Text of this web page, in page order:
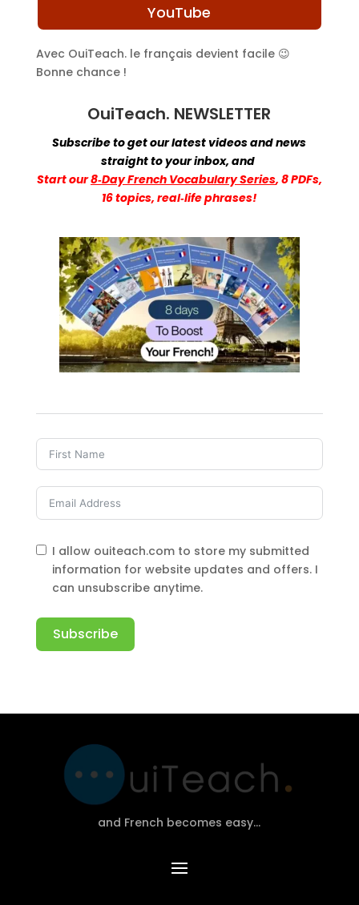
YouTube
Avec OuiTeach. le français devient facile 😉
Bonne chance !
OuiTeach. NEWSLETTER
Subscribe to get our latest videos and news
straight to your inbox,and
Startour8‑Day French Vocabulary Series, 8 PDFs,
16 topics, real‑life phrases!
I allow ouiteach.com to store my submitted
information for website updates and offers. I
can unsubscribe anytime.
Subscribe
and French becomes easy…